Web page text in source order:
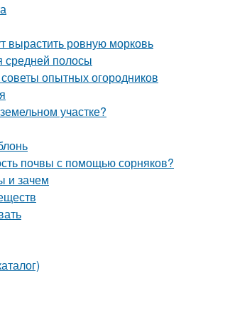
вырастить ровную морковь
полосы
опытных огородников
участке?
почвы с помощью сорняков?
и зачем